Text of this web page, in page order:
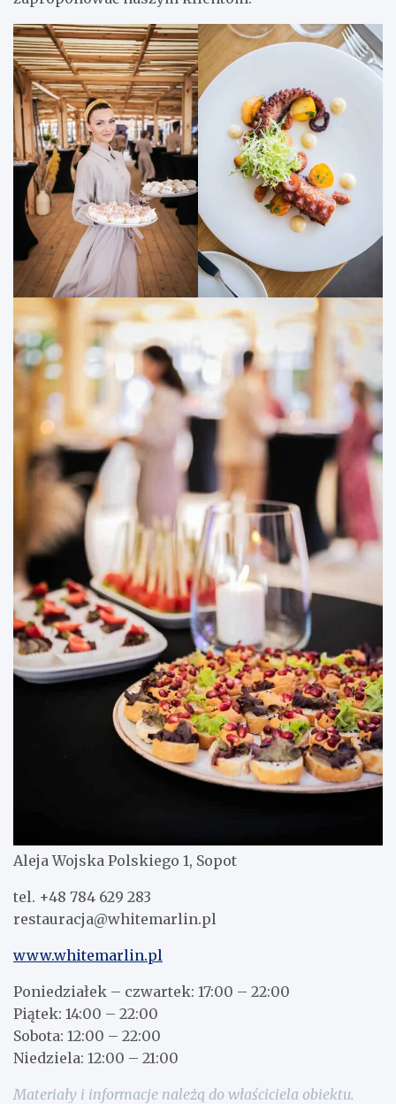
Aleja Wojska Polskiego 1, Sopot
tel. +48 784 629 283
restauracja@whitemarlin.pl
www.whitemarlin.pl
Poniedziałek – czwartek: 17:00 – 22:00
Piątek: 14:00 – 22:00
Sobota: 12:00 – 22:00
Niedziela: 12:00 – 21:00
Materiały i informacje należą do właściciela obiektu.